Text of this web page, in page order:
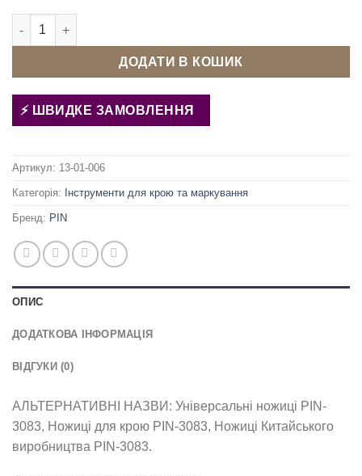
Ножиці універсальні PIN-3083 кількість
ДОДАТИ В КОШИК
ШВИДКЕ ЗАМОВЛЕННЯ
Артикул: 13-01-006
Категорія: Інструменти для крою та маркування
Бренд: PIN
ОПИС
ДОДАТКОВА ІНФОРМАЦІЯ
ВІДГУКИ (0)
АЛЬТЕРНАТИВНІ НАЗВИ: Універсальні ножиці PIN-
3083, Ножиці для крою PIN-3083, Ножиці Китайського
виробництва PIN-3083.